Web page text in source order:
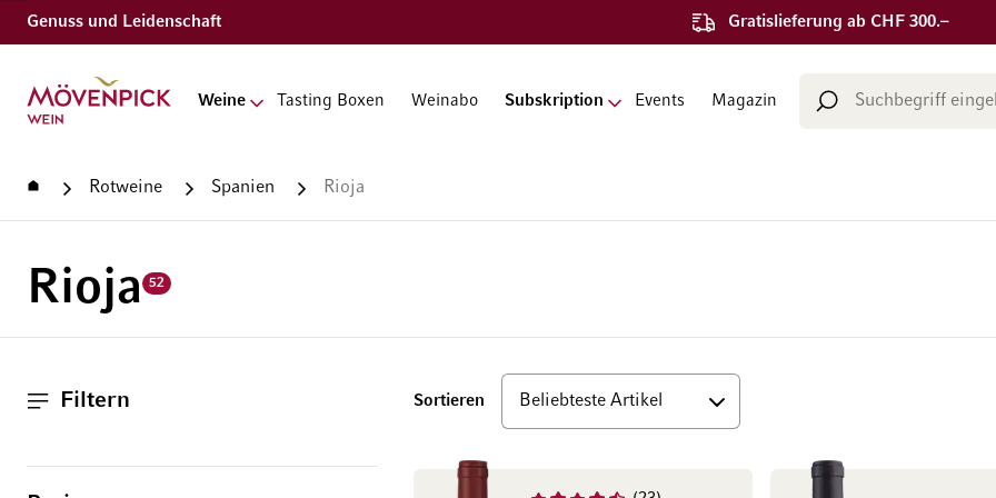
Genuss und Leidenschaft Gratislieferung ab CHF 300.–
Zur Startseite
Weine Tasting Boxen Weinabo Subskription Events Magazin
Suche
StartseiteRotweine Spanien Rioja
Rioja 52
Filtern Sortieren